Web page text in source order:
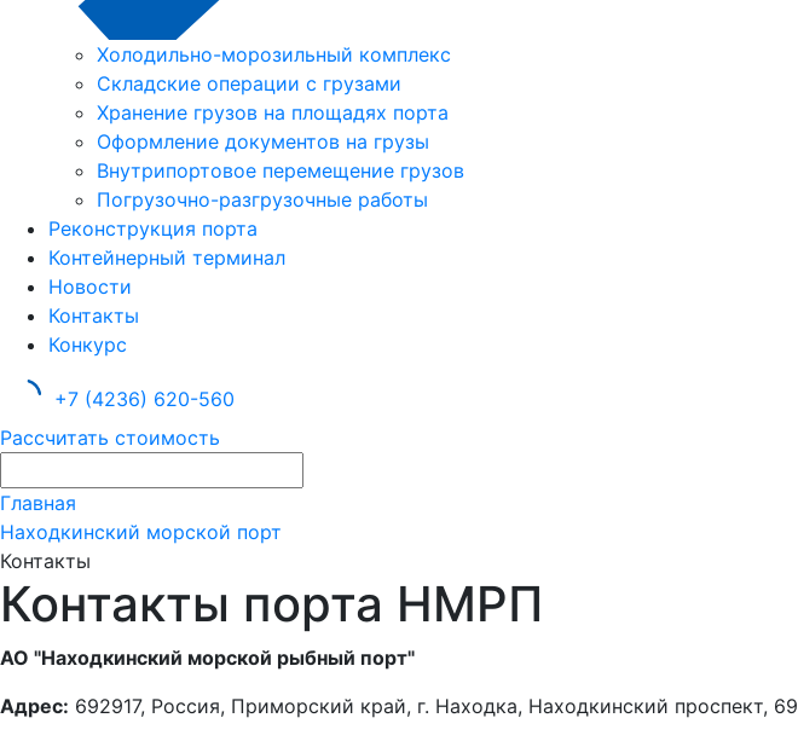
Холодильно-морозильный комплекс
Складские операции с грузами
Хранение грузов на площадях порта
Оформление документов на грузы
Внутрипортовое перемещение грузов
Погрузочно-разгрузочные работы
Реконструкция порта
Контейнерный терминал
Новости
Контакты
Конкурс
+7 (4236) 620-560
Рассчитать стоимость
Главная
Находкинский морской порт
Контакты
Контакты порта НМРП
АО "Находкинский морской рыбный порт"
Адрес: 692917, Россия, Приморский край, г. Находка, Находкинский проспект, 69